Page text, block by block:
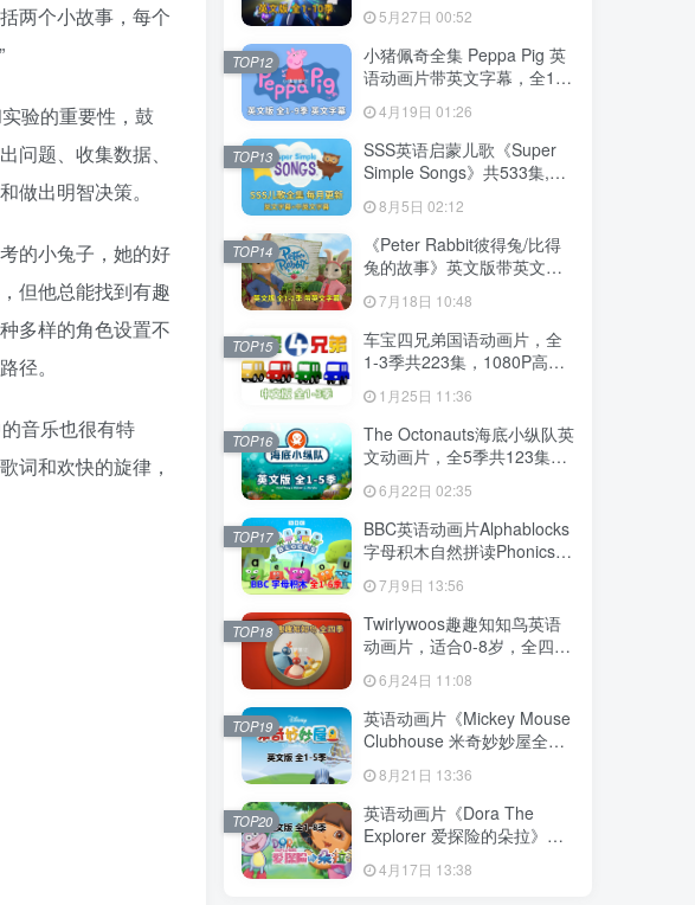
两个小故事，每个
验的重要性，鼓
题、收集数据、
做出明智决策。
的小兔子，她的好
但他总能找到有趣
多样的角色设置不
径。
音乐也很有特
词和欢快的旋律，
幕，带配套音频MP3，百度
云网盘下载！
5月27日 00:52
小猪佩奇全集 Peppa Pig 英
语动画片带英文字幕，全1-9
频，百度云网盘下载！
4月19日 01:26
TOP12
SSS英语启蒙儿歌《Super
Simple Songs》共533集,
+中英文字幕+配套音频
MP3，百度云网盘下载！
8月5日 02:12
TOP13
《Peter Rabbit彼得兔/比得
兔的故事》英文版带英文字
片，带配套音频MP3，百度
云网盘下载！
7月18日 10:48
TOP14
车宝四兄弟国语动画片，全
1-3季共223集，1080P高清
盘下载
1月25日 11:36
TOP15
The Octonauts海底小纵队英
文动画片，全5季共123集，
幕，带配套音频MP3，百度
云网盘下载
6月22日 02:35
TOP16
BBC英语动画片Alphablocks
字母积木自然拼读Phonics，
视频带英文字幕，百度云网
盘下载！
7月9日 13:56
TOP17
Twirlywoos趣趣知知鸟英语
动画片，适合0-8岁，全四季
共100集，1080P高清视频带
英文字幕，百度云网盘下载
6月24日 11:08
TOP18
英语动画片《Mickey Mouse
Clubhouse 米奇妙妙屋全
集》全五季共148集，1080P
高清视频带英文字幕，带配
套音频MP3，百度云网盘下
载！
8月21日 13:36
TOP19
英语动画片《Dora The
Explorer 爱探险的朵拉》全8
季共173集，带英文字幕和配
套音频MP3，百度云网盘下
4月17日 13:38
TOP20